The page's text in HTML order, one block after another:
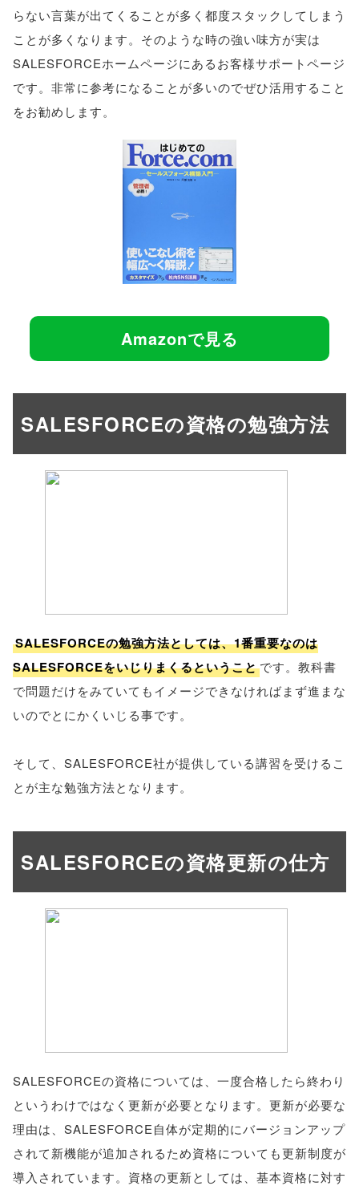
らない言葉が出てくることが多く都度スタックしてしまう
ことが多くなります。そのような時の強い味方が実は
SALESFORCEホームページにあるお客様サポートページ
です。非常に参考になることが多いのでぜひ活用すること
をお勧めします。
Amazonで見る
SALESFORCEの資格の勉強方法
SALESFORCEの勉強方法としては、1番重要なのは
SALESFORCEをいじりまくるということです。教科書
で問題だけをみていてもイメージできなければまず進まな
いのでとにかくいじる事です。
そして、SALESFORCE社が提供している講習を受けるこ
とが主な勉強方法となります。
SALESFORCEの資格更新の仕方
SALESFORCEの資格については、一度合格したら終わり
というわけではなく更新が必要となります。更新が必要な
理由は、SALESFORCE自体が定期的にバージョンアップ
されて新機能が追加されるため資格についても更新制度が
導入されています。資格の更新としては、基本資格に対す